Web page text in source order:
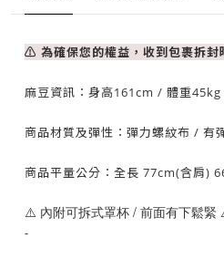
⚠ 為確保您的權益，收到包裹拆封
麻豆資訊： 身高161cm / 體重45
商品材質及彈性：彈力螺紋布 / 有
商品平量公分：全長 77cm(含肩)
⚠️ 內附可拆式罩杯 / 前面有下鬆緊
-